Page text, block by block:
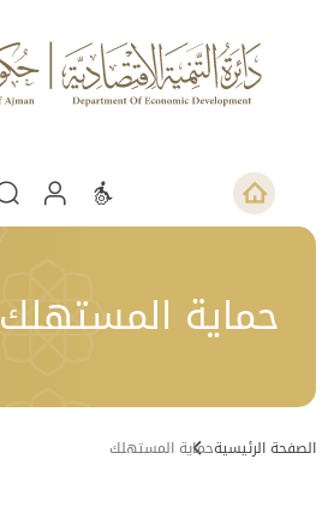
حماية المستهلك
الصفحة الرئيسيةحماية المستهلك